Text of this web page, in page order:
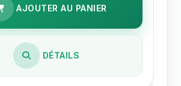
AJOUTER AU PANIER
DÉTAILS